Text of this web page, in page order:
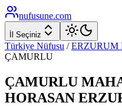
nufusune.com
İl Seçiniz
Türkiye Nüfusu / ERZURUM
ÇAMURLU
ÇAMURLU
HORASAN